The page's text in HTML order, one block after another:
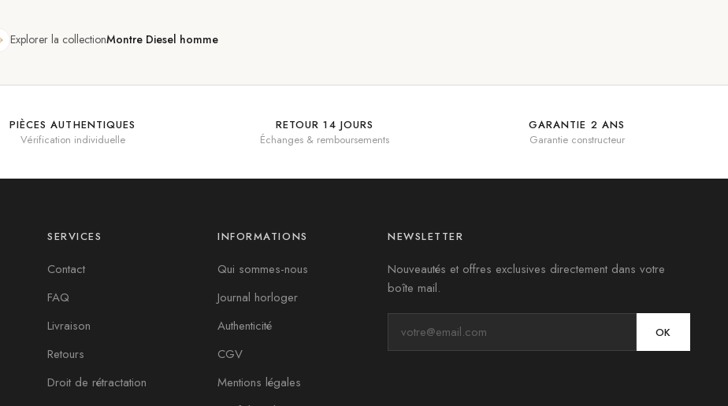
Explorer la collectionMontre Diesel homme
PIÈCES AUTHENTIQUES
Vérification individuelle
RETOUR 14 JOURS
Échanges & remboursements
GARANTIE 2 ANS
Garantie constructeur
SERVICES
Contact
FAQ
Livraison
Retours
Droit de rétractation
INFORMATIONS
Qui sommes-nous
Journal horloger
Authenticité
CGV
Mentions légales
NEWSLETTER
Nouveautés et offres exclusives directement dans votre
boîte mail.
OK